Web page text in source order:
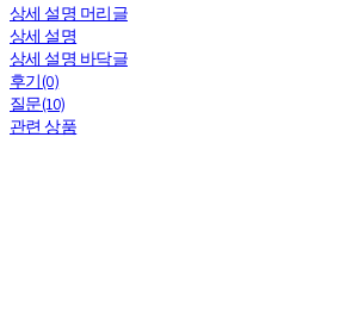
상세 설명 머리글
상세 설명
상세 설명 바닥글
후기(0)
질문(10)
관련 상품